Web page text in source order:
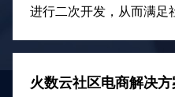
进行二次开发，从而满足
火数云社区电商解决